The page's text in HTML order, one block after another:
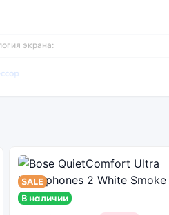
экрана:
основных камер:
камера МПикс:
SALE
В наличии